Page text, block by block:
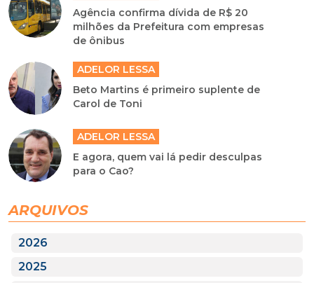
Agência confirma dívida de R$ 20
milhões da Prefeitura com empresas
de ônibus
ADELOR LESSA
Beto Martins é primeiro suplente de
Carol de Toni
ADELOR LESSA
E agora, quem vai lá pedir desculpas
para o Cao?
ARQUIVOS
2026
2025